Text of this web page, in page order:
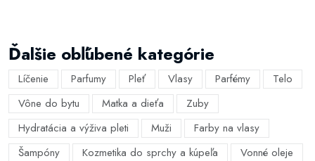
Ďalšie obľúbené kategórie
Líčenie Parfumy Pleť Vlasy Parfémy
Telo
Vône do bytu
Matka a dieťa
Zuby
Hydratácia a výživa pleti
Muži
Farby na vlasy
Šampóny
Kozmetika do sprchy a kúpeľa
Vonné oleje